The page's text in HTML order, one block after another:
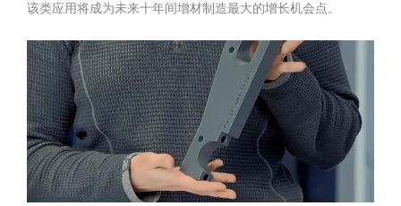
该类应用将成为未来十年间增材制造最大的增长机会点。